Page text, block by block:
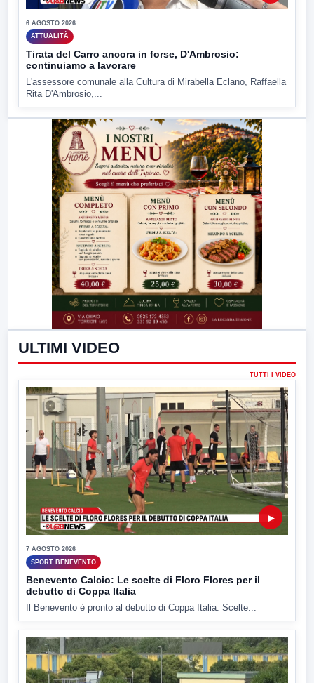
6 AGOSTO 2026
ATTUALITÀ
Tirata del Carro ancora in forse, D'Ambrosio:
continuiamo a lavorare
L'assessore comunale alla Cultura di Mirabella Eclano, Raffaella
Rita D'Ambrosio,...
ULTIMI VIDEO
TUTTI I VIDEO
▶
7 AGOSTO 2026
SPORT BENEVENTO
Benevento Calcio: Le scelte di Floro Flores per il
debutto di Coppa Italia
Il Benevento è pronto al debutto di Coppa Italia. Scelte...